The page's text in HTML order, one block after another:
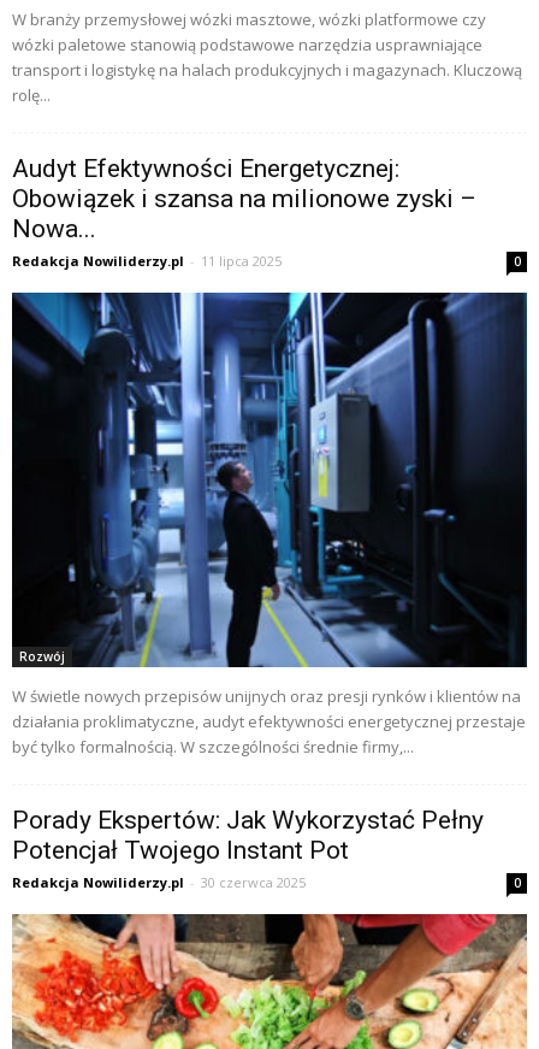
W branży przemysłowej wózki masztowe, wózki platformowe czy
wózki paletowe stanowią podstawowe narzędzia usprawniające
transport i logistykę na halach produkcyjnych i magazynach. Kluczową
rolę...
Audyt Efektywności Energetycznej:
Obowiązek i szansa na milionowe zyski –
Nowa...
Redakcja Nowiliderzy.pl - 11 lipca 2025 0
Rozwój
W świetle nowych przepisów unijnych oraz presji rynków i klientów na
działania proklimatyczne, audyt efektywności energetycznej przestaje
być tylko formalnością. W szczególności średnie firmy,...
Porady Ekspertów: Jak Wykorzystać Pełny
Potencjał Twojego Instant Pot
Redakcja Nowiliderzy.pl - 30 czerwca 2025 0